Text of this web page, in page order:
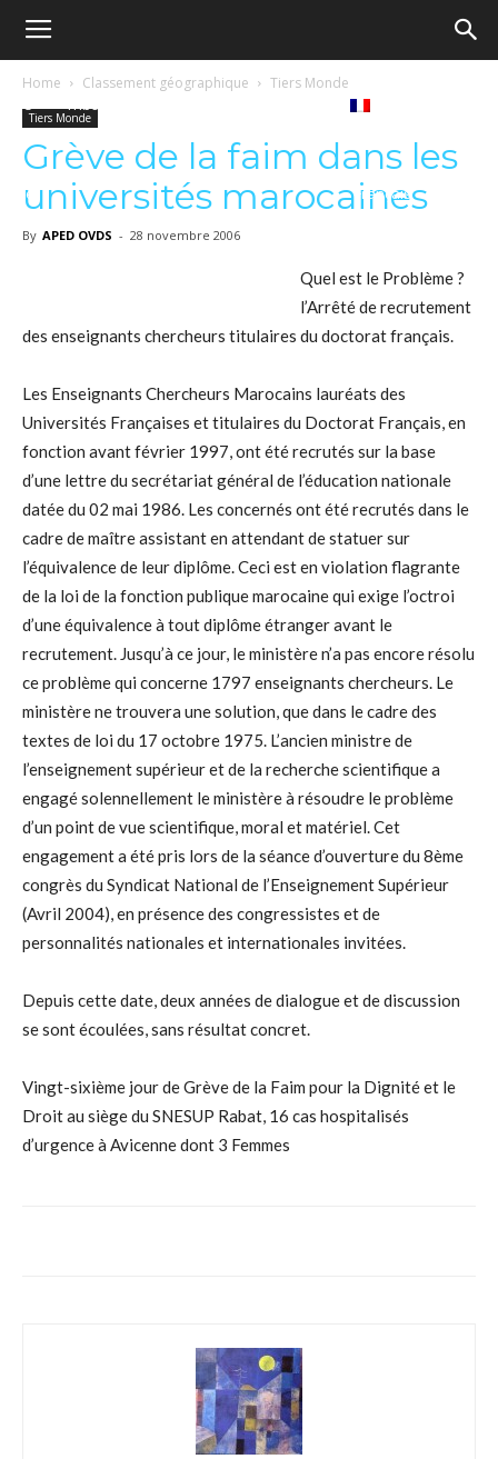
Ecole
démocratique
school
Tribunes
Français
Home Classement géographique Tiers Monde
Tiers Monde
Grève de la faim dans les
universités marocaines
By APED OVDS - 28 novembre 2006
Quel est le Problème ?
l’Arrêté de recrutement
des enseignants chercheurs titulaires du doctorat français.
Les Enseignants Chercheurs Marocains lauréats des
Universités Françaises et titulaires du Doctorat Français, en
fonction avant février 1997, ont été recrutés sur la base
d’une lettre du secrétariat général de l’éducation nationale
datée du 02 mai 1986. Les concernés ont été recrutés dans le
cadre de maître assistant en attendant de statuer sur
l’équivalence de leur diplôme. Ceci est en violation flagrante
de la loi de la fonction publique marocaine qui exige l’octroi
d’une équivalence à tout diplôme étranger avant le
recrutement. Jusqu’à ce jour, le ministère n’a pas encore résolu
ce problème qui concerne 1797 enseignants chercheurs. Le
ministère ne trouvera une solution, que dans le cadre des
textes de loi du 17 octobre 1975. L’ancien ministre de
l’enseignement supérieur et de la recherche scientifique a
engagé solennellement le ministère à résoudre le problème
d’un point de vue scientifique, moral et matériel. Cet
engagement a été pris lors de la séance d’ouverture du 8ème
congrès du Syndicat National de l’Enseignement Supérieur
(Avril 2004), en présence des congressistes et de
personnalités nationales et internationales invitées.
Depuis cette date, deux années de dialogue et de discussion
se sont écoulées, sans résultat concret.
Vingt-sixième jour de Grève de la Faim pour la Dignité et le
Droit au siège du SNESUP Rabat, 16 cas hospitalisés
d’urgence à Avicenne dont 3 Femmes